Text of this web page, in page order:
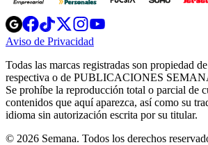
Opens
in
new
Opens
in
new
Opens
in
new
window
Opens
new
windowwindow
Aviso de Privacidad
new
window
Todas las marcas registradas son propiedad
respectiva o de PUBLICACIONES
Se prohíbe la reproducción total o parcial de
contenidos que aquí aparezca, así como su
idioma sin autorización escrita por su titular.
© 2026 Semana. Todos los derechos